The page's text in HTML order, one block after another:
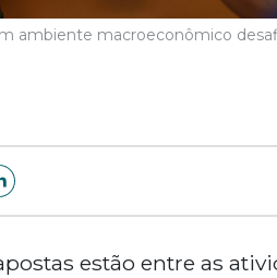
ambiente macroeconômico
estão entre as